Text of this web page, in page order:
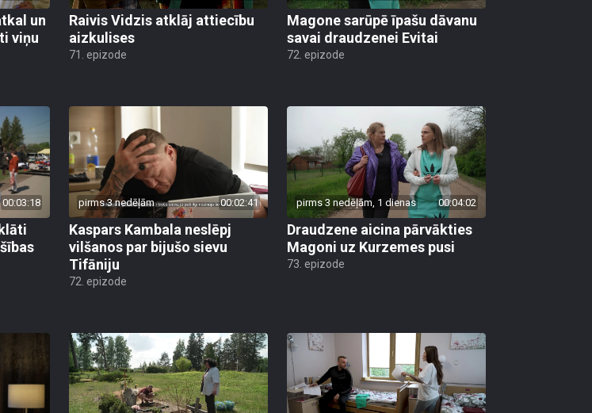
un
viņu
Raivis Vidzis atklāj attiecību
aizkulises
71. epizode
Magone sarūpē īpašu dāvanu
savai draudzenei Evitai
72. epizode
00:03:18 pirms 3 nedēļām 00:02:41
Kaspars Kambala neslēpj
vilšanos par bijušo sievu
Tifāniju
72. epizode
pirms 3 nedēļām, 1 dienas 00:04:02
Draudzene aicina pārvākties
Magoni uz Kurzemes pusi
73. epizode